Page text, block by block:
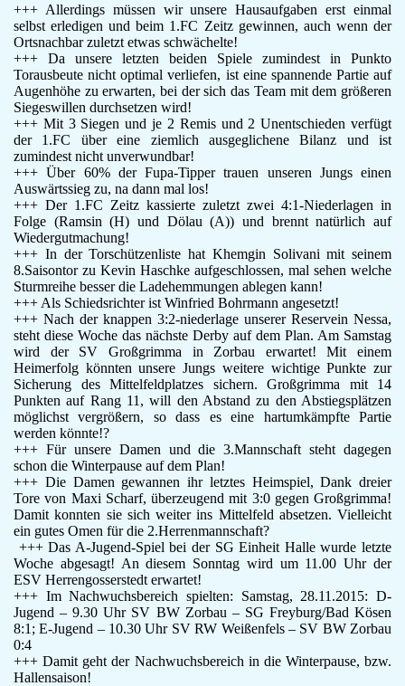
Läufergruppe
Verein
Aktuelles
Spielstätte
Stadionordnung
Vereinsgeschichte
Rechtliches
Impressum
+++ Allerdings müssen wir unsere Hausaufgaben erst einmal
selbst erledigen und beim 1.FC Zeitz gewinnen, auch wenn der
Ortsnachbar zuletzt etwas schwächelte!
+++ Da unsere letzten beiden Spiele zumindest in Punkto
Torausbeute nicht optimal verliefen, ist eine spannende Partie auf
Augenhöhe zu erwarten, bei der sich das Team mit dem größeren
Siegeswillen durchsetzen wird!
+++ Mit 3 Siegen und je 2 Remis und 2 Unentschieden verfügt
der 1.FC über eine ziemlich ausgeglichene Bilanz und ist
zumindest nicht unverwundbar!
+++ Über 60% der Fupa-Tipper trauen unseren Jungs einen
Auswärtssieg zu, na dann mal los!
+++ Der 1.FC Zeitz kassierte zuletzt zwei 4:1-Niederlagen in
Folge (Ramsin (H) und Dölau (A)) und brennt natürlich auf
Wiedergutmachung!
+++ In der Torschützenliste hat Khemgin Solivani mit seinem
8.Saisontor zu Kevin Haschke aufgeschlossen, mal sehen welche
Sturmreihe besser die Ladehemmungen ablegen kann!
+++ Als Schiedsrichter ist Winfried Bohrmann angesetzt!
+++ Nach der knappen 3:2-niederlage unserer Reservein Nessa,
steht diese Woche das nächste Derby auf dem Plan. Am Samstag
wird der SV Großgrimma in Zorbau erwartet! Mit einem
Heimerfolg könnten unsere Jungs weitere wichtige Punkte zur
Sicherung des Mittelfeldplatzes sichern. Großgrimma mit 14
Punkten auf Rang 11, will den Abstand zu den Abstiegsplätzen
möglichst vergrößern, so dass es eine hartumkämpfte Partie
werden könnte!?
+++ Für unsere Damen und die 3.Mannschaft steht dagegen
schon die Winterpause auf dem Plan!
+++ Die Damen gewannen ihr letztes Heimspiel, Dank dreier
Tore von Maxi Scharf, überzeugend mit 3:0 gegen Großgrimma!
Damit konnten sie sich weiter ins Mittelfeld absetzen. Vielleicht
ein gutes Omen für die 2.Herrenmannschaft?
+++ Das A-Jugend-Spiel bei der SG Einheit Halle wurde letzte
Woche abgesagt! An diesem Sonntag wird um 11.00 Uhr der
ESV Herrengosserstedt erwartet!
+++ Im Nachwuchsbereich spielten: Samstag, 28.11.2015: D-
Jugend – 9.30 Uhr SV BW Zorbau – SG Freyburg/Bad Kösen
8:1; E-Jugend – 10.30 Uhr SV RW Weißenfels – SV BW Zorbau
0:4
+++ Damit geht der Nachwuchsbereich in die Winterpause, bzw.
Hallensaison!